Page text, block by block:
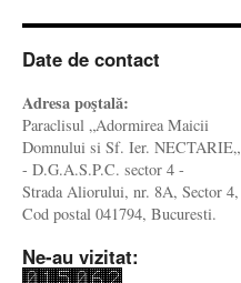
Date de contact
Adresa poştală:
Paraclisul „Adormirea Maicii
Domnului si Sf. Ier. NECTARIE„
- D.G.A.S.P.C. sector 4 -
Strada Aliorului, nr. 8A, Sector 4,
Cod postal 041794, Bucuresti.
Ne-au vizitat: